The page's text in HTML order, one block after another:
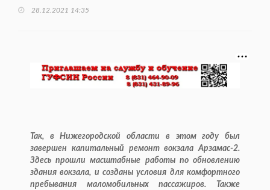
28.12.2021 14:35
Так, в Нижегородской области в этом году был
завершен капитальный ремонт вокзала Арзамас-2.
Здесь прошли масштабные работы по обновлению
здания вокзала, и созданы условия для комфортного
пребывания маломобильных пассажиров. Также